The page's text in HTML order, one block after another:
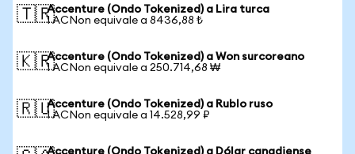
🇹🇷Accenture (Ondo Tokenized) a Lira turca
1 ACNon equivale a 8436,88 ₺
🇰🇷Accenture (Ondo Tokenized) a Won surcoreano
1 ACNon equivale a 250.714,68 ₩
🇷🇺Accenture (Ondo Tokenized) a Rublo ruso
1 ACNon equivale a 14.528,99 ₽
Accenture (Ondo Tokenized) a Dólar canadiense